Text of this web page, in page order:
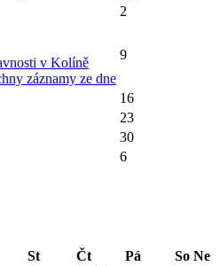
2
v Kolíně
záznamy ze dne
9
16
23
30
6
St Čt Pá So Ne